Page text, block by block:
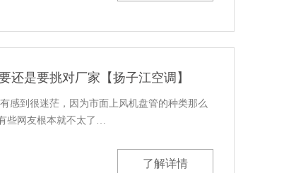
还是要挑对厂家【扬子江空调】
感到很迷茫，因为市面上风机盘管的种类那么
些网友根本就不太了…
了解详情